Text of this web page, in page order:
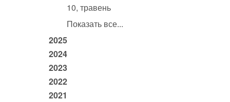
10, травень
Показать все...
2025
2024
2023
2022
2021